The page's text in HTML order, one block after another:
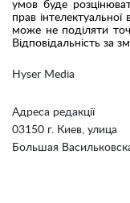
Hyser Media
Адреса редакції
03150 г. Киев, улица
Большая
умов буде
прав інтелектуальної
може не поділяти
Відповідальність за